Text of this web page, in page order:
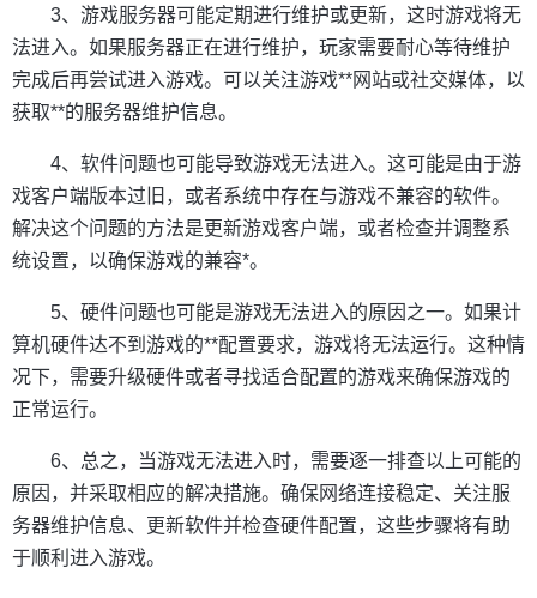
3、游戏服务器可能定期进行维护或更新，这时游戏将无
法进入。如果服务器正在进行维护，玩家需要耐心等待维护
完成后再尝试进入游戏。可以关注游戏**网站或社交媒体，以
获取**的服务器维护信息。
4、软件问题也可能导致游戏无法进入。这可能是由于游
戏客户端版本过旧，或者系统中存在与游戏不兼容的软件。
解决这个问题的方法是更新游戏客户端，或者检查并调整系
统设置，以确保游戏的兼容*。
5、硬件问题也可能是游戏无法进入的原因之一。如果计
算机硬件达不到游戏的**配置要求，游戏将无法运行。这种情
况下，需要升级硬件或者寻找适合配置的游戏来确保游戏的
正常运行。
6、总之，当游戏无法进入时，需要逐一排查以上可能的
原因，并采取相应的解决措施。确保网络连接稳定、关注服
务器维护信息、更新软件并检查硬件配置，这些步骤将有助
于顺利进入游戏。